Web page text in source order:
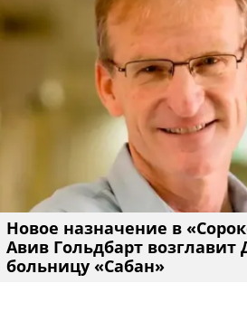
Новое назначение в
Авив Гольдбарт возглавит
больницу «Сабан»